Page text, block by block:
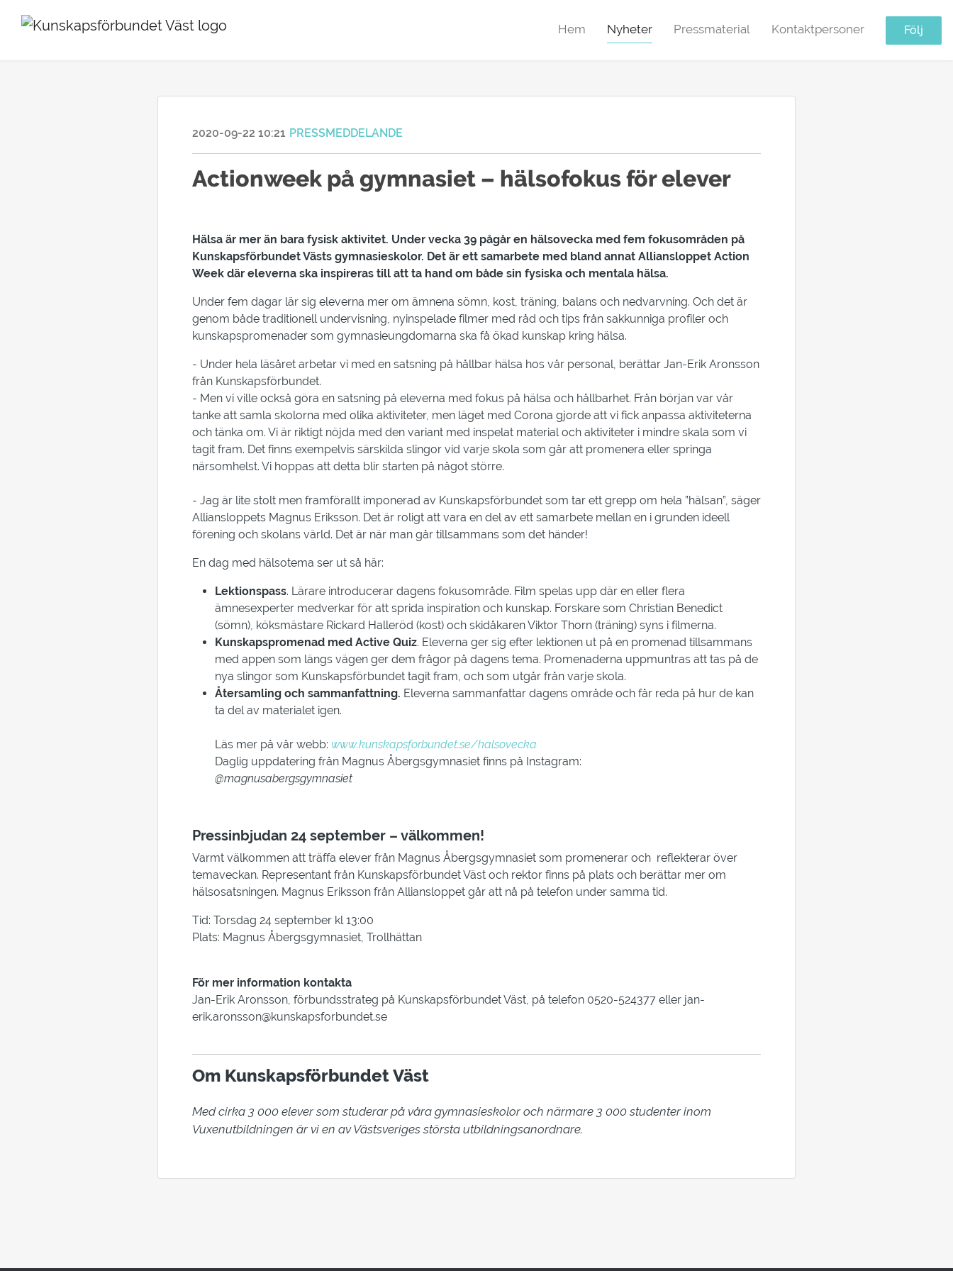
Hem Nyheter Pressmaterial Kontaktpersoner Följ
2020-09-22 10:21 PRESSMEDDELANDE
Actionweek på gymnasiet – hälsofokus för elever
Hälsa är mer än bara fysisk aktivitet. Under vecka 39 pågår en hälsovecka med fem fokusområden på
Kunskapsförbundet Västs gymnasieskolor. Det är ett samarbete med bland annat Alliansloppet Action
Week där eleverna ska inspireras till att ta hand om både sin fysiska och mentala hälsa.
Under fem dagar lär sig eleverna mer om ämnena sömn, kost, träning, balans och nedvarvning. Och det är
genom både traditionell undervisning, nyinspelade filmer med råd och tips från sakkunniga profiler och
kunskapspromenader som gymnasieungdomarna ska få ökad kunskap kring hälsa.
- Under hela läsåret arbetar vi med en satsning på hållbar hälsa hos vår personal, berättar Jan-Erik Aronsson
från Kunskapsförbundet.
- Men vi ville också göra en satsning på eleverna med fokus på hälsa och hållbarhet. Från början var vår
tanke att samla skolorna med olika aktiviteter, men läget med Corona gjorde att vi fick anpassa aktiviteterna
och tänka om. Vi är riktigt nöjda med den variant med inspelat material och aktiviteter i mindre skala som vi
tagit fram. Det finns exempelvis särskilda slingor vid varje skola som går att promenera eller springa
närsomhelst. Vi hoppas att detta blir starten på något större.
- Jag är lite stolt men framförallt imponerad av Kunskapsförbundet som tar ett grepp om hela ”hälsan”, säger
Alliansloppets Magnus Eriksson. Det är roligt att vara en del av ett samarbete mellan en i grunden ideell
förening och skolans värld. Det är när man går tillsammans som det händer!
En dag med hälsotema ser ut så här:
Lektionspass. Lärare introducerar dagens fokusområde. Film spelas upp där en eller flera
ämnesexperter medverkar för att sprida inspiration och kunskap. Forskare som Christian Benedict
(sömn), köksmästare Rickard Halleröd (kost) och skidåkaren Viktor Thorn (träning) syns i filmerna.
Kunskapspromenad med Active Quiz. Eleverna ger sig efter lektionen ut på en promenad tillsammans
med appen som längs vägen ger dem frågor på dagens tema. Promenaderna uppmuntras att tas på de
nya slingor som Kunskapsförbundet tagit fram, och som utgår från varje skola.
Återsamling och sammanfattning. Eleverna sammanfattar dagens område och får reda på hur de kan
ta del av materialet igen.
Läs mer på vår webb: www.kunskapsforbundet.se/halsovecka
Daglig uppdatering från Magnus Åbergsgymnasiet finns på Instagram:
@magnusabergsgymnasiet
Pressinbjudan 24 september – välkommen!
Varmt välkommen att träffa elever från Magnus Åbergsgymnasiet som promenerar och reflekterar över
temaveckan. Representant från Kunskapsförbundet Väst och rektor finns på plats och berättar mer om
hälsosatsningen. Magnus Eriksson från Alliansloppet går att nå på telefon under samma tid.
Tid: Torsdag 24 september kl 13:00
Plats: Magnus Åbergsgymnasiet, Trollhättan
För mer information kontakta
Jan-Erik Aronsson, förbundsstrateg på Kunskapsförbundet Väst, på telefon 0520-524377 eller jan-
erik.aronsson@kunskapsforbundet.se
Om Kunskapsförbundet Väst
Med cirka 3 000 elever som studerar på våra gymnasieskolor och närmare 3 000 studenter inom
Vuxenutbildningen är vi en av Västsveriges största utbildningsanordnare.